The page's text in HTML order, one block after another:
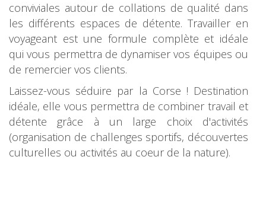
conviviales autour de collations de qualité dans
les différents espaces de détente. Travailler en
voyageant est une formule complète et idéale
qui vous permettra de dynamiser vos équipes ou
de remercier vos clients.
Laissez-vous séduire par la Corse ! Destination
idéale, elle vous permettra de combiner travail et
détente grâce à un large choix d'activités
(organisation de challenges sportifs, découvertes
culturelles ou activités au coeur de la nature).